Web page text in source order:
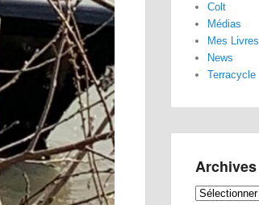
Colt
Médias
Mes Livres
News
Terracycle
Archives
Archives